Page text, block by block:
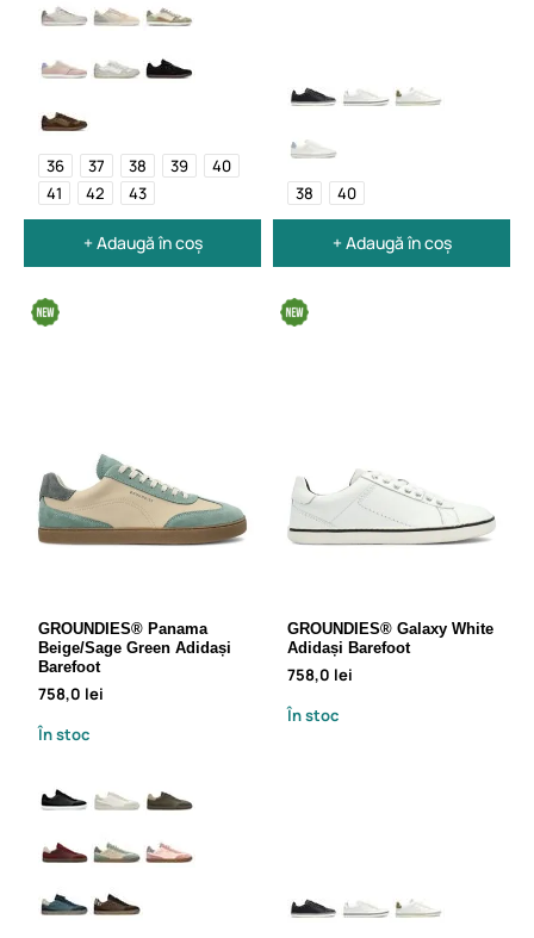
36 37 38 39
40
41
42 43
+ Adaugă în coș
38 40
+ Adaugă în coș
GROUNDIES® Panama
Beige/Sage Green Adidași
Barefoot
758,0 lei
În stoc
GROUNDIES® Galaxy White
Adidași Barefoot
758,0 lei
În stoc